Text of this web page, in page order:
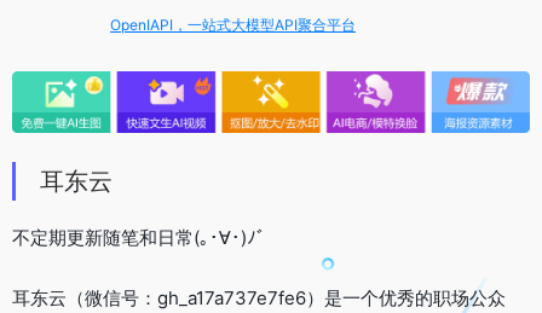
OpenIAPI，一站式大模型API聚合平台
耳东云
不定期更新随笔和日常(｡･∀･)ﾉﾞ
耳东云（微信号：gh_a17a737e7fe6）是一个优秀的职场公众